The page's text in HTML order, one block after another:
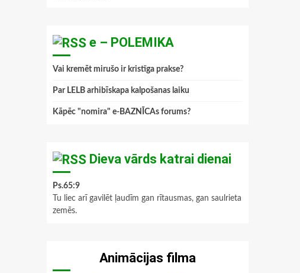
e – POLEMIKA
Vai kremēt mirušo ir kristīga prakse?
Par LELB arhibīskapa kalpošanas laiku
Kāpēc "nomira" e-BAZNĪCAs forums?
Dieva vārds katrai dienai
Ps.65:9
Tu liec arī gavilēt ļaudīm gan rītausmas, gan saulrieta
zemēs.
Animācijas filma